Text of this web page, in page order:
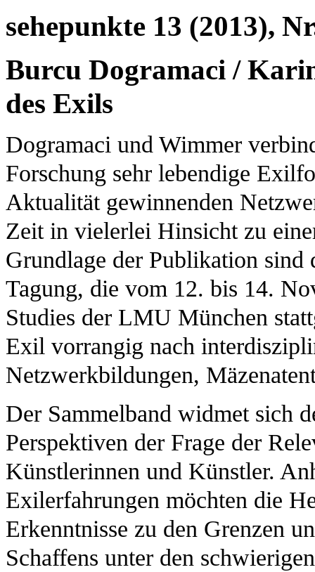
sehepunkte 13 (2013),
Burcu Dogramaci /
des Exils
Dogramaci und Wimmer
Forschung sehr lebendige
Aktualität gewinnenden
Zeit in vielerlei Hinsicht zu
Grundlage der Publikation sind
Tagung, die vom 12. bis 14.
Studies der LMU München
Exil vorrangig nach
Netzwerkbildungen,
Der Sammelband widmet sich
Perspektiven der Frage der
Künstlerinnen und Künstler.
Exilerfahrungen möchten die
Erkenntnisse zu den Grenzen
Schaffens unter den